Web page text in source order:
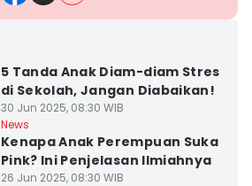
5 Tanda Anak Diam-diam Stres
di Sekolah, Jangan Diabaikan!
30 Jun 2025, 08:30 WIB
News
Kenapa Anak Perempuan Suka
Pink? Ini Penjelasan Ilmiahnya
26 Jun 2025, 08:30 WIB